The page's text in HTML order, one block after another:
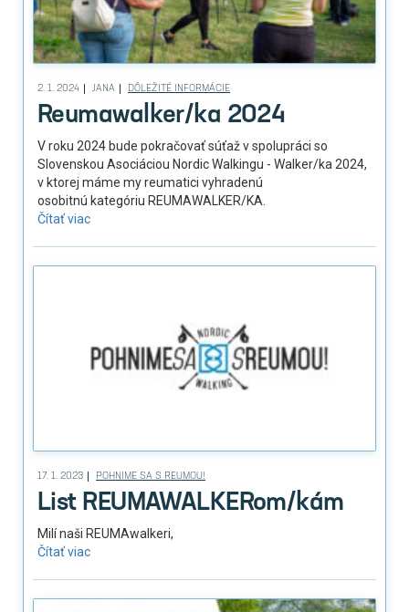
2. 1. 2024 JANA DÔLEŽITÉ INFORMÁCIE
Reumawalker/ka 2024
V roku 2024 bude pokračovať súťaž v spolupráci so
Slovenskou Asociáciou Nordic Walkingu - Walker/ka 2024,
v ktorej máme my reumatici vyhradenú
osobitnú kategóriu REUMAWALKER/KA.
Čítať viac
17. 1. 2023 POHNIME SA S REUMOU!
List REUMAWALKERom/kám
Milí naši REUMAwalkeri,
Čítať viac